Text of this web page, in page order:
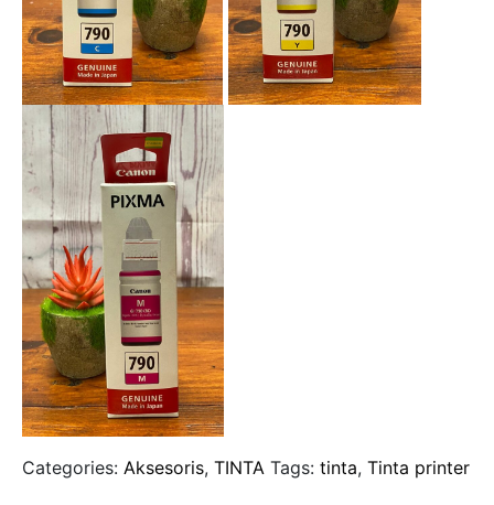
Categories: Aksesoris, TINTA Tags: tinta, Tinta printer